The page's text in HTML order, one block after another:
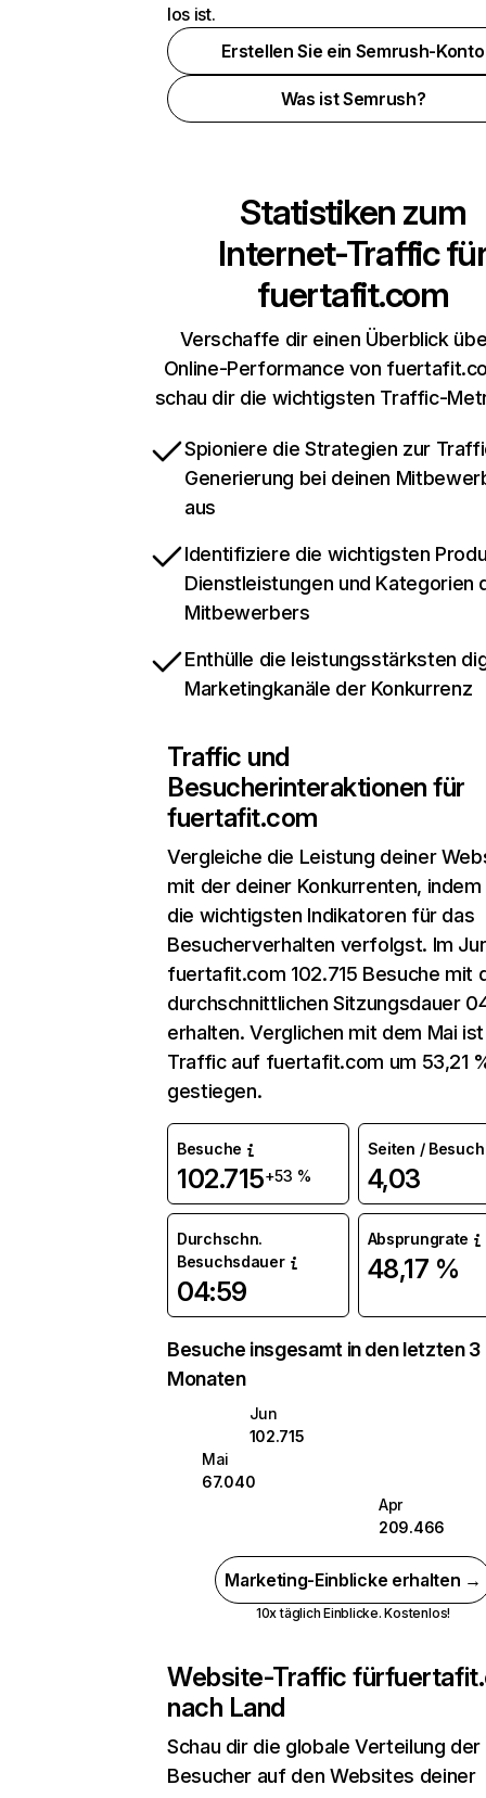
los ist.
Erstellen Sie ein Semrush-Konto
Was ist Semrush?
Statistiken zum
Internet-Traffic
fuertafit.com
Verschaffe dir einen Überblick
Online-Performance von
schau dir die wichtigsten Traffic-
Spioniere die Strategien zur
Generierung bei deinen
aus
Identifiziere die wichtigsten
Dienstleistungen und Kategorien
Mitbewerbers
Enthülle die leistungsstärksten
Marketingkanäle der Konkurrenz
Traffic und
Besucherinteraktionen für
fuertafit.com
Vergleiche die Leistung deiner
mit der deiner Konkurrenten, indem
die wichtigsten Indikatoren für das
Besucherverhalten verfolgst. Im
fuertafit.com 102.715 Besuche mit
durchschnittlichen Sitzungsdauer
erhalten. Verglichen mit dem Mai
Traffic auf fuertafit.com um 53,21
gestiegen.
Besuche
102.715+53 %
Seiten / Besuch
4,03
Durchschn.
Besuchsdauer
04:59
Absprungrate
48,17 %
Besuche insgesamt in den letzten 3
Monaten
Jun
102.715
Mai
67.040
Apr
209.466
Marketing-Einblicke erhalten →
10x täglich Einblicke. Kostenlos!
Website-Traffic für
nach Land
Schau dir die globale Verteilung der
Besucher auf den Websites deiner